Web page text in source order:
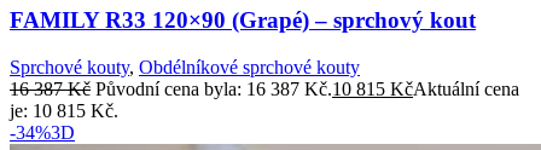
FAMILY R33 120×90 (Grapé) – sprchový kout
Sprchové kouty, Obdélníkové sprchové kouty
16 387Kč Původní cena byla: 16 387 Kč.10 815 KčAktuální cena
je: 10 815 Kč.
-34%3D